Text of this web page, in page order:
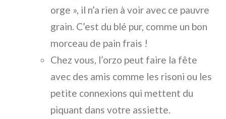
orge », il n’a rien à voir avec ce pauvre
grain. C’est du blé pur, comme un bon
morceau de pain frais !
Chez vous, l’orzo peut faire la fête
avec des amis comme les risoni ou les
petite connexions qui mettent du
piquant dans votre assiette.